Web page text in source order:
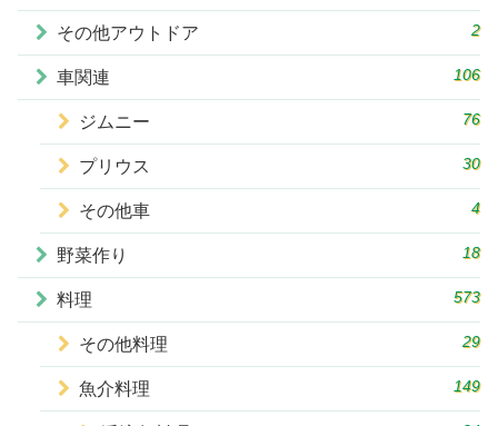
その他アウトドア 2
車関連 106
ジムニー 76
プリウス 30
その他車 4
野菜作り 18
料理 573
その他料理 29
魚介料理 149